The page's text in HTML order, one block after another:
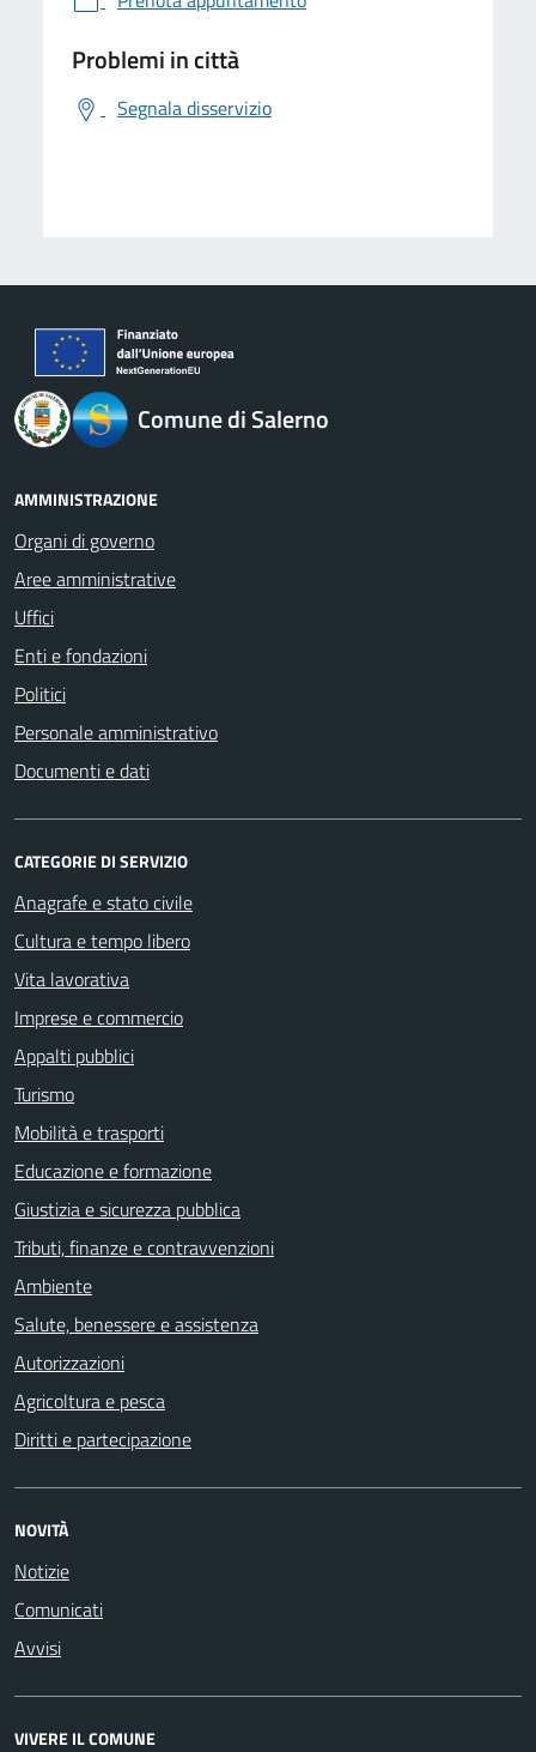
Problemi in città
Segnala disservizio
logo Unione Europea
Comune di Salerno
AMMINISTRAZIONE
Organi di governo
Aree amministrative
Uffici
Enti e fondazioni
Politici
Personale amministrativo
Documenti e dati
CATEGORIE DI SERVIZIO
Anagrafe e stato civile
Cultura e tempo libero
Vita lavorativa
Imprese e commercio
Appalti pubblici
Turismo
Mobilità e trasporti
Educazione e formazione
Giustizia e sicurezza pubblica
Tributi, finanze e contravvenzioni
Ambiente
Salute, benessere e assistenza
Autorizzazioni
Agricoltura e pesca
Diritti e partecipazione
NOVITÀ
Notizie
Comunicati
Avvisi
VIVERE IL COMUNE